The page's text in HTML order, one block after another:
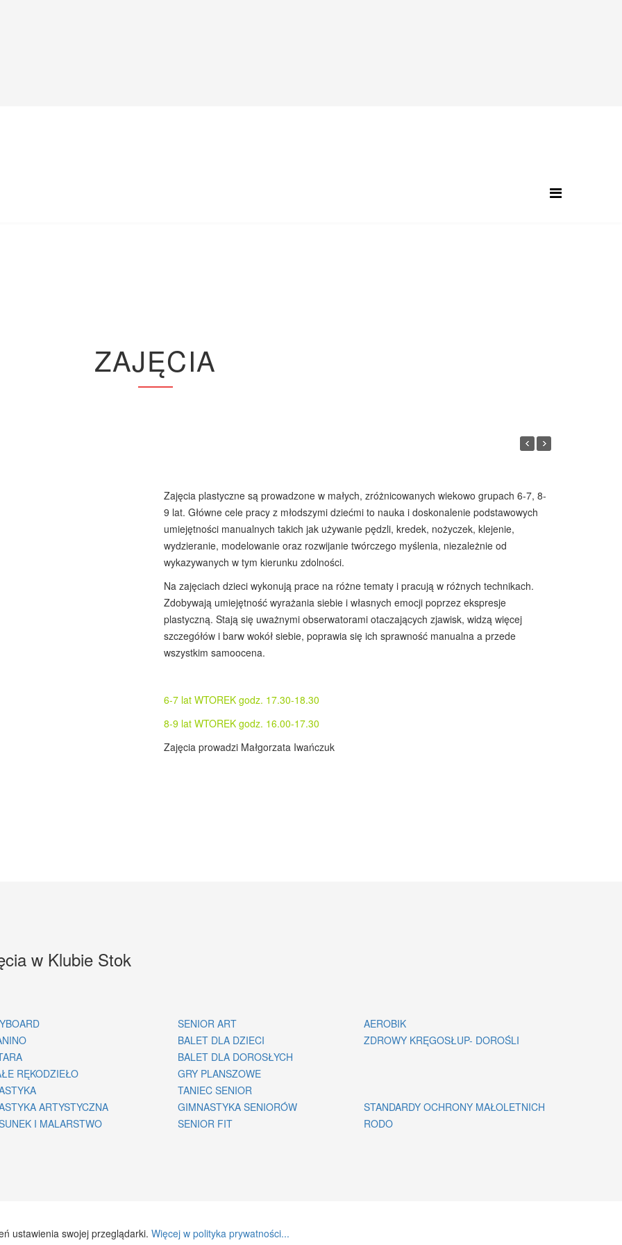
ZAJĘCIA
Zajęcia plastyczne są prowadzone w małych, zróżnicowanych wiekowo grupach 6-7, 8-
9 lat. Główne cele pracy z młodszymi dziećmi to nauka i doskonalenie podstawowych
umiejętności manualnych takich jak używanie pędzli, kredek, nożyczek, klejenie,
wydzieranie, modelowanie oraz rozwijanie twórczego myślenia, niezależnie od
wykazywanych w tym kierunku zdolności.
Na zajęciach dzieci wykonują prace na różne tematy i pracują w różnych technikach.
Zdobywają umiejętność wyrażania siebie i własnych emocji poprzez ekspresje
plastyczną. Stają się uważnymi obserwatorami otaczających zjawisk, widzą więcej
szczegółów i barw wokół siebie, poprawia się ich sprawność manualna a przede
wszystkim samoocena.
6-7 lat WTOREK godz. 17.30-18.30
8-9 lat WTOREK godz. 16.00-17.30
Zajęcia prowadzi Małgorzata Iwańczuk
w Klubie Stok
SENIOR ART
AEROBIK
BALET DLA DZIECI
ZDROWY KRĘGOSŁUP- DOROŚLI
BALET DLA DOROSŁYCH
RĘKODZIEŁO
GRY PLANSZOWE
TANIEC SENIOR
ARTYSTYCZNA
GIMNASTYKA SENIORÓW
STANDARDY OCHRONY MAŁOLETNICH
I MALARSTWO
SENIOR FIT RODO
ustawienia swojej przeglądarki. Więcej w polityka prywatności...